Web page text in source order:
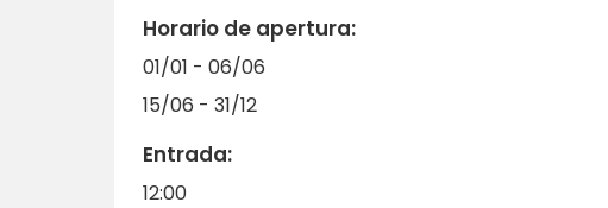
Horario de apertura:
01/01 - 06/06
15/06 - 31/12
Entrada:
12:00